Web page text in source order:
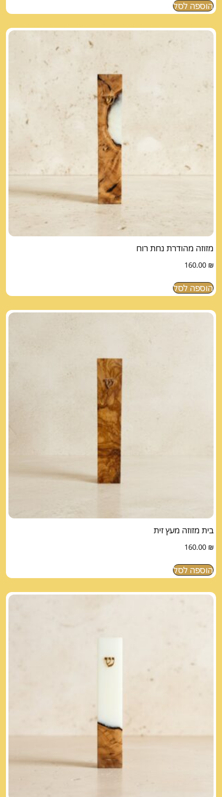
הוספה לסל
מזוזה מהודרת נחת רוח
160.00 ₪
הוספה לסל
בית מזוזה מעץ זית
160.00 ₪
הוספה לסל